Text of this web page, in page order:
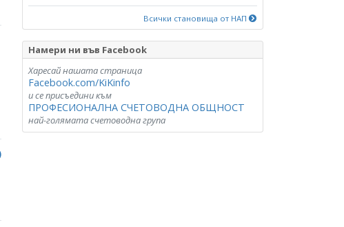
Всички становища от НАП
Намери ни във Facebook
Харесай нашата страница
Facebook.com/KiKinfo
и се присъедини към
ПРОФЕСИОНАЛНА СЧЕТОВОДНА ОБЩНОСТ
най-голямата счетоводна група